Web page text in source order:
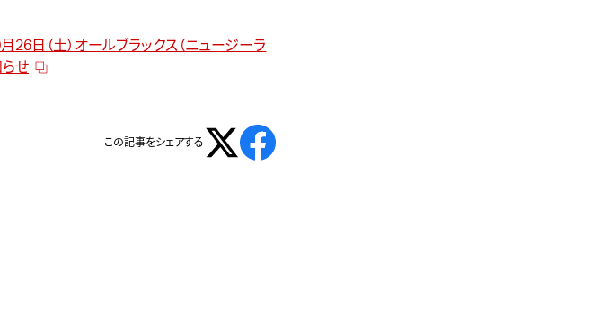
26日（土）オールブラックス（ニュージーラ
せ
この記事をシェアする